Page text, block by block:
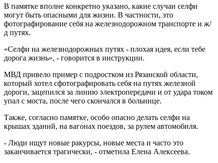
В памятке вполне конкретно указано, какие случаи селфи
могут быть опасными для жизни. В частности, это
фотографирование себя на железнодорожном транспорте и ж/
д путях.
«Селфи на железнодорожных путях - плохая идея, если тебе
дорога жизнь», - говорится в инструкции.
МВД привело пример с подростком из Рязанской области,
который хотел сфотографировать себя на путях железной
дороги, зацепился за линию электропередачи и от удара током
упал с моста, после чего скончался в больнице.
Также, согласно памятке, особо опасно делать селфи на
крышах зданий, на вагонах поездов, за рулем автомобиля.
- Люди ищут новые ракурсы, новые места и часто это
заканчивается трагически, - отметила Елена Алексеева.